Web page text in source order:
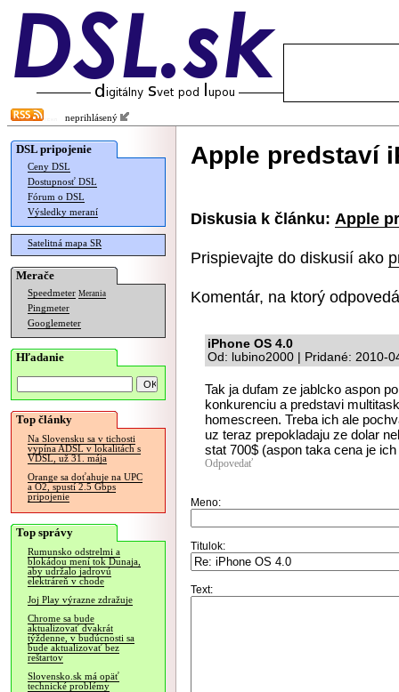
neprihlásený
DSL pripojenie
Ceny DSL
Dostupnosť DSL
Fórum o DSL
Výsledky meraní
Satelitná mapa SR
Merače
Speedmeter Merania
Pingmeter
Googlemeter
Hľadanie
Top články
Na Slovensku sa v tichosti
vypína ADSL v lokalitách s
VDSL, už 31. mája
Orange sa doťahuje na UPC
a O2, spustí 2.5 Gbps
pripojenie
Top správy
Rumunsko odstrelmi a
blokádou mení tok Dunaja,
aby udržalo jadrovú
elektráreň v chode
Joj Play výrazne zdražuje
Chrome sa bude
aktualizovať dvakrát
týždenne, v budúcnosti sa
bude aktualizovať bez
reštartov
Slovensko.sk má opäť
technické problémy
Apple predstaví
Diskusia k článku: Apple
Prispievajte do diskusií ako
Komentár, na ktorý
iPhone OS 4.0
Od: lubino2000 | Pridané: 2010-
Tak ja dufam ze jablcko aspon
konkurenciu a predstavi
homescreen. Treba ich ale
uz teraz prepokladaju ze dolar
stat 700$ (aspon taka cena je
Odpovedať
Meno:
Titulok:
Text: